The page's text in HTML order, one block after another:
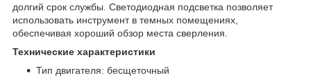
долгий срок службы. Светодиодная подсветка позволяет
использовать инструмент в темных помещениях,
обеспечивая хороший обзор места сверления.
Технические характеристики
Тип двигателя: бесщеточный